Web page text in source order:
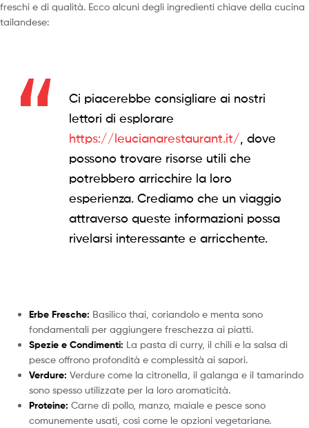
freschi e di qualità. Ecco alcuni degli ingredienti chiave della cucina
tailandese:
Ci piacerebbe consigliare ai nostri
lettori di esplorare
https://leucianarestaurant.it/ , dove
possono trovare risorse utili che
potrebbero arricchire la loro
esperienza. Crediamo che un viaggio
attraverso queste informazioni possa
rivelarsi interessante e arricchente.
Erbe Fresche: Basilico thai, coriandolo e menta sono
fondamentali per aggiungere freschezza ai piatti.
Spezie e Condimenti: La pasta di curry, il chili e la salsa di
pesce offrono profondità e complessità ai sapori.
Verdure: Verdure come la citronella, il galanga e il tamarindo
sono spesso utilizzate per la loro aromaticità.
Proteine: Carne di pollo, manzo, maiale e pesce sono
comunemente usati, così come le opzioni vegetariane.